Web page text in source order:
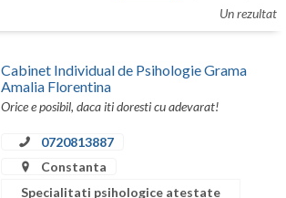
Un rezultat
Cabinet Individual de Psihologie Grama
Amalia Florentina
Orice e posibil, daca iti doresti cu adevarat!
0720813887
Constanta
Specialitati psihologice atestate